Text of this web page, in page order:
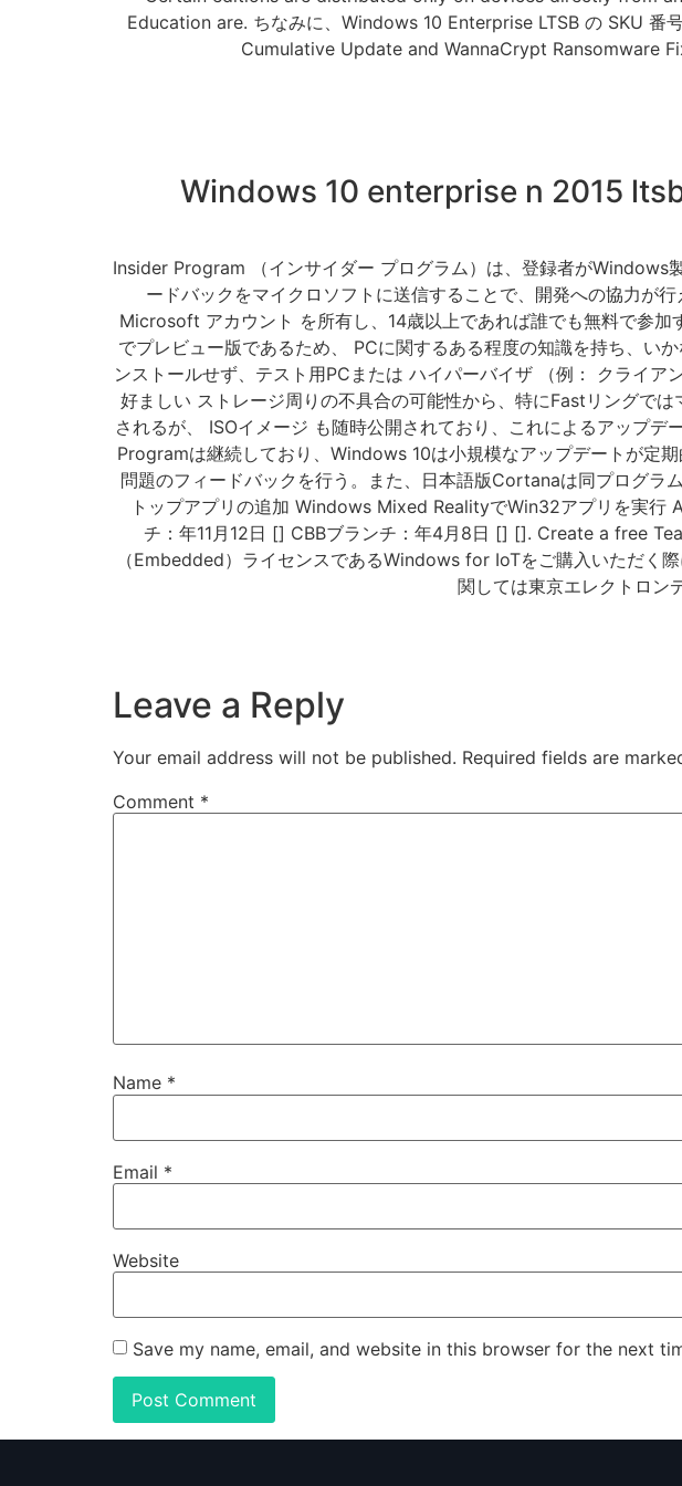
Education are. ちなみに、Windows 10 Enterprise LTSB の SKU
Cumulative Update and WannaCrypt Ransomware
Windows 10 enterprise n 2015
Insider Program （インサイダー プログラム）は、登録者がWindows
ードバックをマイクロソフトに送信することで、開発への協力が
Microsoft アカウント を所有し、14歳以上であれば誰でも無料で参
でプレビュー版であるため、 PCに関するある程度の知識を持ち、い
ンストールせず、テスト用PCまたは ハイパーバイザ （例： クライ
好ましい ストレージ周りの不具合の可能性から、特にFastリングで
されるが、 ISOイメージ も随時公開されており、これによるアップ
Programは継続しており、Windows 10は小規模なアップデートが定
問題のフィードバックを行う。また、日本語版Cortanaは同プログラ
トップアプリの追加 Windows Mixed RealityでWin32アプリを実行
チ：年11月12日 [] CBBブランチ：年4月8日 [] []. Create a free
（Embedded）ライセンスであるWindows for IoTをご購入いただく
関しては東京エレクトロン
Leave a Reply
Your email address will not be published. Required fields are
Comment *
Name *
Email *
Website
Save my name, email, and website in this browser for the next